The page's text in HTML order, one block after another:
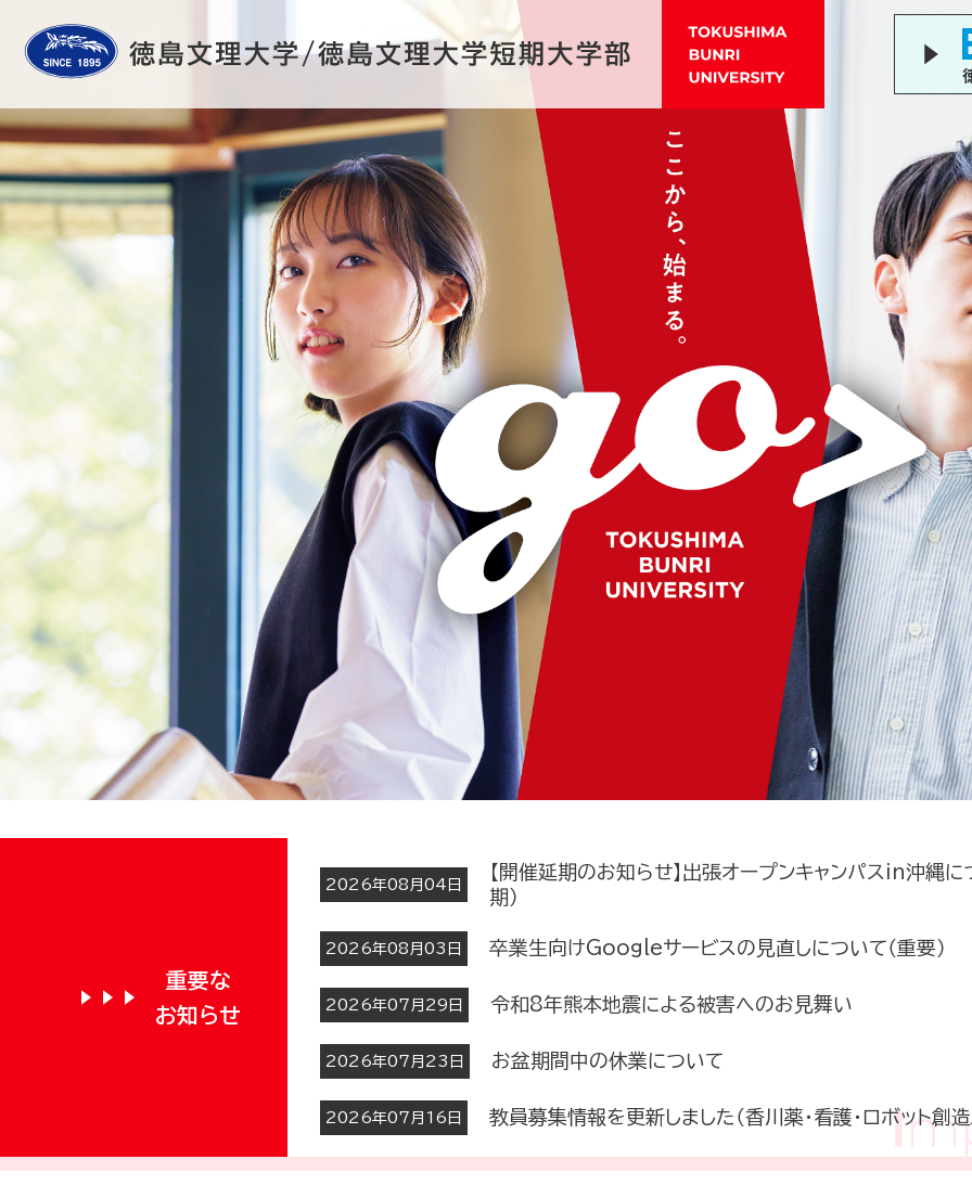
重要な
お知らせ
2026年08月04日
【開催延期のお知らせ】出張オープンキャンパスin沖縄
期）
2026年08月03日 卒業生向けGoogleサービスの見直しについて（重要）
2026年07月29日 令和8年熊本地震による被害へのお見舞い
2026年07月23日 お盆期間中の休業について
2026年07月16日 教員募集情報を更新しました（香川薬・看護・ロボット創造